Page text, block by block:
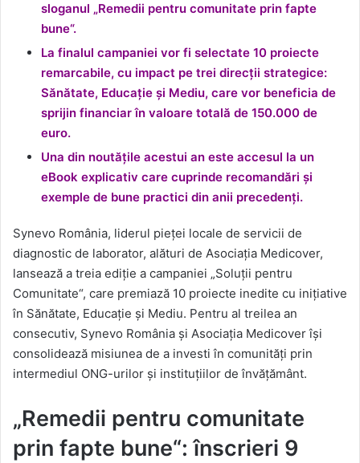
sloganul „Remedii pentru comunitate prin fapte
bune“.
La finalul campaniei vor fi selectate 10 proiecte
remarcabile, cu impact pe trei direcții strategice:
Sănătate, Educație și Mediu, care vor beneficia de
sprijin financiar în valoare totală de 150.000 de
euro.
Una din noutățile acestui an este accesul la un
eBook explicativ care cuprinde recomandări și
exemple de bune practici din anii precedenți.
Synevo România, liderul pieței locale de servicii de
diagnostic de laborator, alături de Asociația Medicover,
lansează a treia ediție a campaniei „Soluții pentru
Comunitate“, care premiază 10 proiecte inedite cu inițiative
în Sănătate, Educație și Mediu. Pentru al treilea an
consecutiv, Synevo România și Asociația Medicover își
consolidează misiunea de a investi în comunități prin
intermediul ONG-urilor și instituțiilor de învățământ.
„Remedii pentru comunitate
prin fapte bune“: înscrieri 9